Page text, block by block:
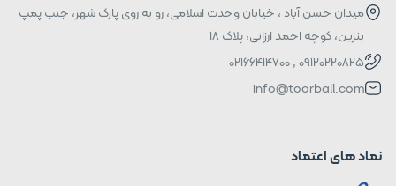
میدان حسن آباد ، خیابان وحدت اسلامی، رو به روی پارک شهر، جنب پمپ
بنزین، کوچه احمد ارزانی، پلاک ۱۸
09120220825 , 02166414700
info@toorball.com
نماد های اعتماد